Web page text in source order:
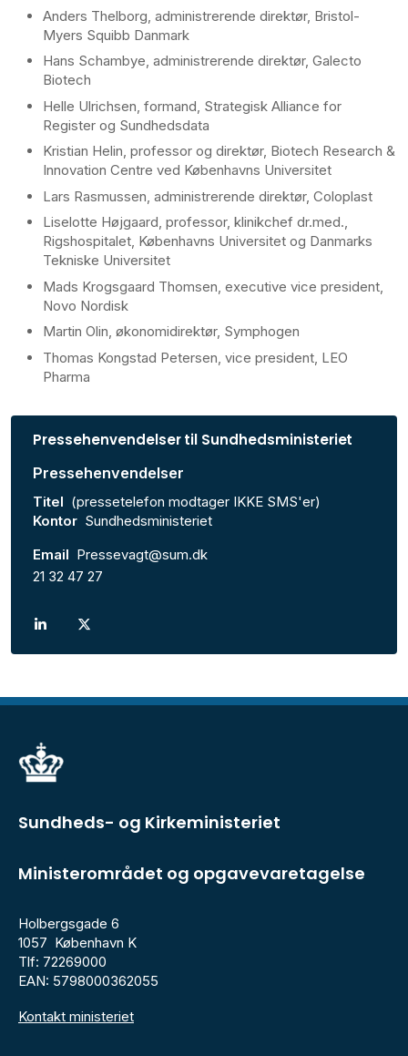
Anders Thelborg, administrerende direktør, Bristol-
Myers Squibb Danmark
Hans Schambye, administrerende direktør, Galecto
Biotech
Helle Ulrichsen, formand, Strategisk Alliance for
Register og Sundhedsdata
Kristian Helin, professor og direktør, Biotech Research &
Innovation Centre ved Københavns Universitet
Lars Rasmussen, administrerende direktør, Coloplast
Liselotte Højgaard, professor, klinikchef dr.med.,
Rigshospitalet, Københavns Universitet og Danmarks
Tekniske Universitet
Mads Krogsgaard Thomsen, executive vice president,
Novo Nordisk
Martin Olin, økonomidirektør, Symphogen
Thomas Kongstad Petersen, vice president, LEO
Pharma
Pressehenvendelser til Sundhedsministeriet
Pressehenvendelser
Titel (pressetelefon modtager IKKE SMS'er)
Kontor Sundhedsministeriet
Email Pressevagt@sum.dk
21 32 47 27
Sundheds- og Kirkeministeriet
Ministerområdet og opgavevaretagelse
Holbergsgade 6
1057 København K
Tlf: 72269000
EAN: 5798000362055
Kontakt ministeriet